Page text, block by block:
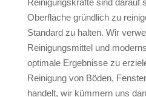
Oberfläche gründlich zu
Standard zu halten. Wir
Reinigungsmittel und
optimale Ergebnisse zu
Reinigung von Böden,
handelt, wir kümmern uns